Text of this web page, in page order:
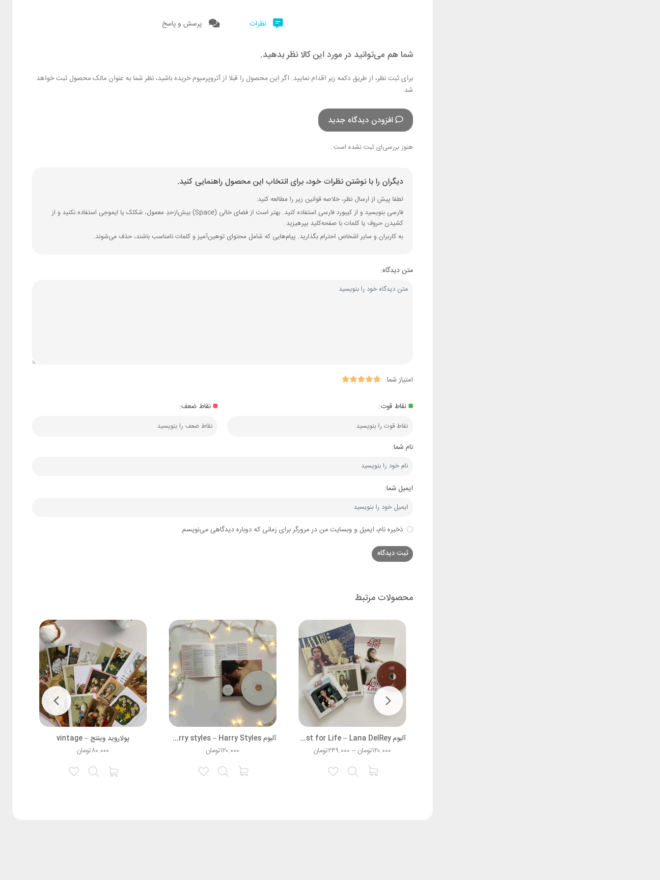
نظرات پرسش و پاسخ
شما هم می‌توانید در مورد این کالا نظر بدهید.
برای ثبت نظر، از طریق دکمه زیر اقدام نمایید. اگر این محصول را قبلا از آتروپرمیوم خریده باشید، نظر شما به عنوان مالک محصول ثبت خواهد
شد.
افزودن دیدگاه جدید
هنوز بررسی‌ای ثبت نشده است.
دیگران را با نوشتن نظرات خود، برای انتخاب این محصول راهنمایی کنید.
لطفا پیش از ارسال نظر، خلاصه قوانین زیر را مطالعه کنید:
فارسی بنویسید و از کیبورد فارسی استفاده کنید. بهتر است از فضای خالی (Space) بیش‌از‌حدِ معمول، شکلک یا ایموجی استفاده نکنید و از
کشیدن حروف یا کلمات با صفحه‌کلید بپرهیزید.
به کاربران و سایر اشخاص احترام بگذارید. پیام‌هایی که شامل محتوای توهین‌آمیز و کلمات نامناسب باشند، حذف می‌شوند.
متن دیدگاه:
امتیاز شما:
نقاط قوت: نقاط ضعف:
نام شما:
ایمیل شما:
ذخیره نام، ایمیل و وبسایت من در مرورگر برای زمانی که دوباره دیدگاهی می‌نویسم.
محصولات مرتبط
آلبوم Lust for Life – Lana DelRey
تومان۱۲۰.۰۰۰ – تومان۲۴۹.۰۰۰
آلبوم Harry styles – Harry Styles
تومان۱۲۰.۰۰۰
پولاروید وینتج – vintage
تومان۸۰.۰۰۰